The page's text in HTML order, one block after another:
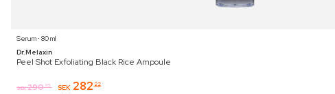
Serum ⋅ 80 ml
Dr.Melaxin
Peel Shot Exfoliating Black Rice Ampoule
SEK 290 95 SEK 282 22